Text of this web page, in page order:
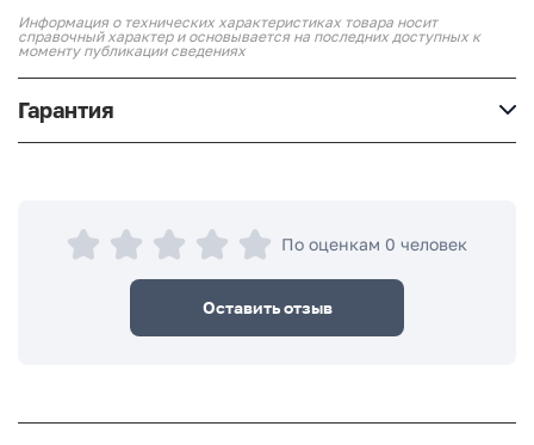
Информация о технических характеристиках товара носит
справочный характер и основывается на последних доступных к
моменту публикации сведениях
Гарантия
По оценкам 0 человек
Оставить отзыв